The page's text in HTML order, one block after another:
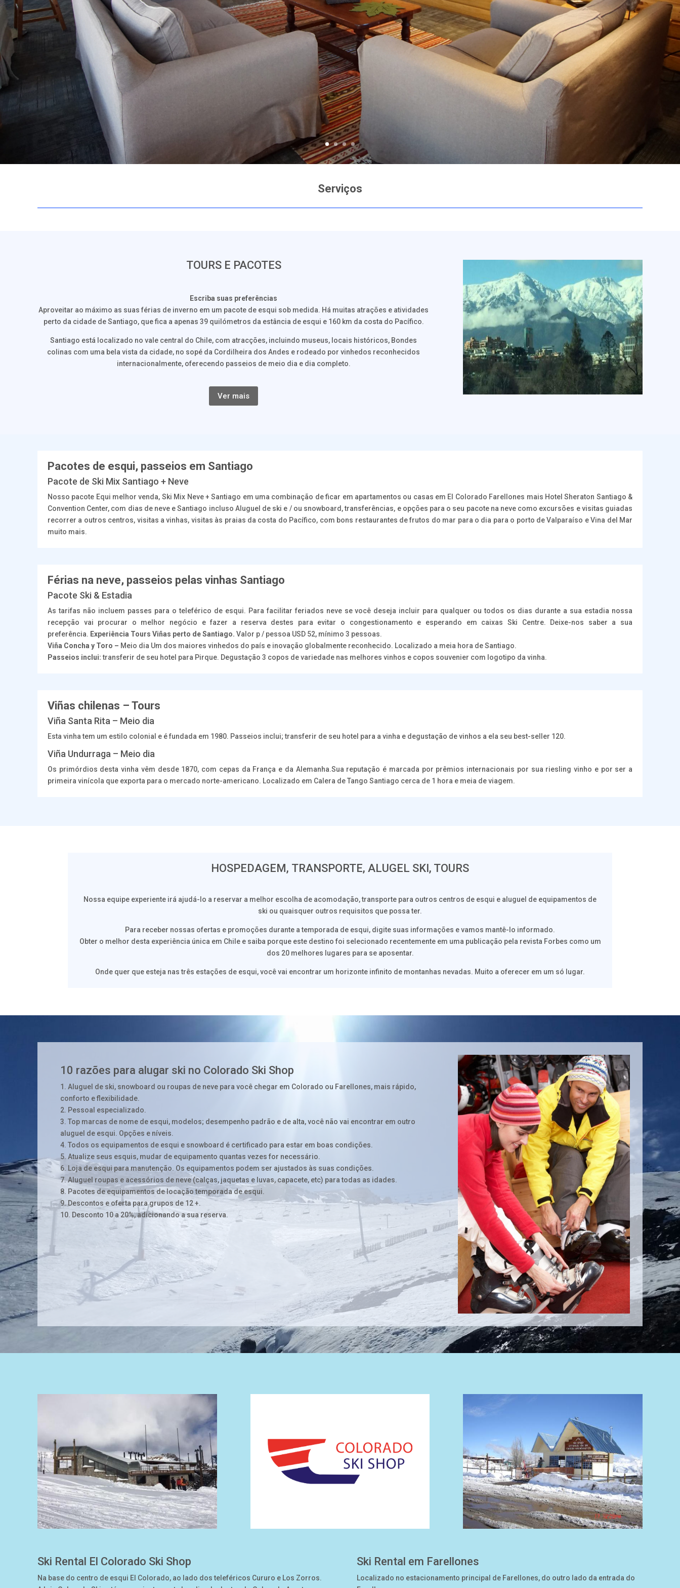
Serviços
TOURS E PACOTES
Escriba suas preferências
Aproveitar ao máximo as suas férias de inverno em um pacote de esqui sob medida. Há muitas atrações e atividades
perto da cidade de Santiago, que fica a apenas 39 quilómetros da estância de esqui e 160 km da costa do Pacífico.
Santiago está localizado no vale central do Chile, com atracções, incluindo museus, locais históricos, Bondes
colinas com uma bela vista da cidade, no sopé da Cordilheira dos Andes e rodeado por vinhedos reconhecidos
internacionalmente, oferecendo passeios de meio dia e dia completo.
Ver mais
Pacotes de esqui, passeios em Santiago
Pacote de Ski Mix Santiago + Neve
Nosso pacote Equi melhor venda, Ski Mix Neve + Santiago em uma combinação de ficar em apartamentos ou casas em El Colorado Farellones mais Hotel Sheraton Santiago &
Convention Center, com dias de neve e Santiago incluso Aluguel de ski e / ou snowboard, transferências, e opções para o seu pacote na neve como excursões e visitas guiadas
recorrer a outros centros, visitas a vinhas, visitas às praias da costa do Pacífico, com bons restaurantes de frutos do mar para o dia para o porto de Valparaíso e Vina del Mar
muito mais.
Férias na neve, passeios pelas vinhas Santiago
Pacote Ski & Estadia
As tarifas não incluem passes para o teleférico de esqui. Para facilitar feriados neve se você deseja incluir para qualquer ou todos os dias durante a sua estadia nossa
recepção vai procurar o melhor negócio e fazer a reserva destes para evitar o congestionamento e esperando em caixas Ski Centre. Deixe-nos saber a sua
preferência. Experiência Tours Viñas perto de Santiago. Valor p / pessoa USD 52, mínimo 3 pessoas.
Viña Concha y Toro – Meio dia Um dos maiores vinhedos do país e inovação globalmente reconhecido. Localizado a meia hora de Santiago.
Passeios inclui:transferir de seu hotel para Pirque. Degustação 3 copos de variedade nas melhores vinhos e copos souvenier com logotipo da vinha.
Viñas chilenas – Tours
Viña Santa Rita – Meio dia
Esta vinha tem um estilo colonial e é fundada em 1980. Passeios inclui; transferir de seu hotel para a vinha e degustação de vinhos a ela seu best-seller 120.
Viña Undurraga – Meio dia
Os primórdios desta vinha vêm desde 1870, com cepas da França e da Alemanha.Sua reputação é marcada por prêmios internacionais por sua riesling vinho e por ser a
primeira vinícola que exporta para o mercado norte-americano. Localizado em Calera de Tango Santiago cerca de 1 hora e meia de viagem.
HOSPEDAGEM, TRANSPORTE, ALUGEL SKI, TOURS
Nossa equipe experiente irá ajudá-lo a reservar a melhor escolha de acomodação, transporte para outros centros de esqui e aluguel de equipamentos de
ski ou quaisquer outros requisitos que possa ter.
Para receber nossas ofertas e promoções durante a temporada de esqui, digite suas informações e vamos mantê-lo informado.
Obter o melhor desta experiência única em Chile e saiba porque este destino foi selecionado recentemente em uma publicação pela revista Forbes como um
dos 20 melhores lugares para se aposentar.
Onde quer que esteja nas três estações de esqui, você vai encontrar um horizonte infinito de montanhas nevadas. Muito a oferecer em um só lugar.
10 razões para alugar ski no Colorado Ski Shop
1. Aluguel de ski, snowboard ou roupas de neve para você chegar em Colorado ou Farellones, mais rápido,
conforto e flexibilidade.
2. Pessoal especializado.
3. Top marcas de nome de esqui, modelos; desempenho padrão e de alta, você não vai encontrar em outro
aluguel de esqui. Opções e níveis.
4. Todos os equipamentos de esqui e snowboard é certificado para estar em boas condições.
5. Atualize seus esquis, mudar de equipamento quantas vezes for necessário.
6. Loja de esqui para manutenção. Os equipamentos podem ser ajustados às suas condições.
7. Aluguel roupas e acessórios de neve (calças, jaquetas e luvas, capacete, etc) para todas as idades.
8. Pacotes de equipamentos de locação temporada de esqui.
9. Descontos e oferta para grupos de 12 +.
10. Desconto 10 a 20%, adicionando a sua reserva.
Ski Rental El Colorado Ski Shop
Na base do centro de esqui El Colorado, ao lado dos teleféricos Cururo e Los Zorros.
Ski Rental em Farellones
Localizado no estacionamento principal de Farellones, do outro lado da entrada do